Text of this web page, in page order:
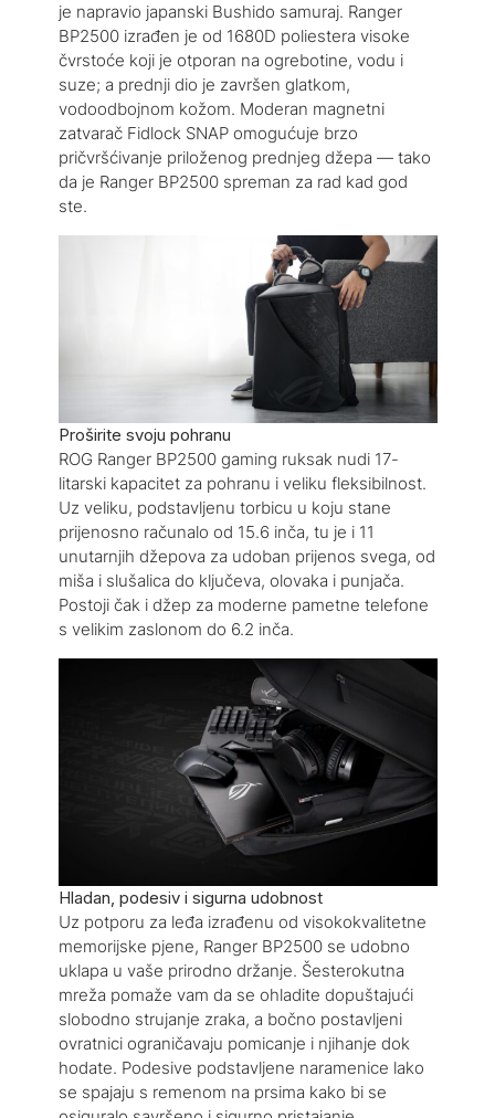
je napravio japanski Bushido samuraj. Ranger
BP2500 izrađen je od 1680D poliestera visoke
čvrstoće koji je otporan na ogrebotine, vodu i
suze; a prednji dio je završen glatkom,
vodoodbojnom kožom. Moderan magnetni
zatvarač Fidlock SNAP omogućuje brzo
pričvršćivanje priloženog prednjeg džepa — tako
da je Ranger BP2500 spreman za rad kad god
ste.
Proširite svoju pohranu
ROG Ranger BP2500 gaming ruksak nudi 17-
litarski kapacitet za pohranu i veliku fleksibilnost.
Uz veliku, podstavljenu torbicu u koju stane
prijenosno računalo od 15.6 inča, tu je i 11
unutarnjih džepova za udoban prijenos svega, od
miša i slušalica do ključeva, olovaka i punjača.
Postoji čak i džep za moderne pametne telefone
s velikim zaslonom do 6.2 inča.
Hladan, podesiv i sigurna udobnost
Uz potporu za leđa izrađenu od visokokvalitetne
memorijske pjene, Ranger BP2500 se udobno
uklapa u vaše prirodno držanje. Šesterokutna
mreža pomaže vam da se ohladite dopuštajući
slobodno strujanje zraka, a bočno postavljeni
ovratnici ograničavaju pomicanje i njihanje dok
hodate. Podesive podstavljene naramenice lako
se spajaju s remenom na prsima kako bi se